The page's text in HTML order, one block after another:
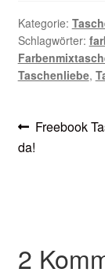
Kategorie:
Schlagwörter:
Taschenliebe,
Vorheriger
Freebook
da!
2